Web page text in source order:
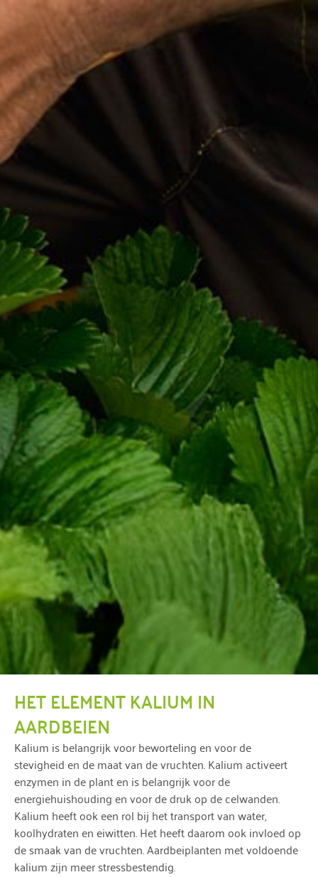
HET ELEMENT KALIUM IN
AARDBEIEN
Kalium is belangrijk voor beworteling en voor de
stevigheid en de maat van de vruchten. Kalium activeert
enzymen in de plant en is belangrijk voor de
energiehuishouding en voor de druk op de celwanden.
Kalium heeft ook een rol bij het transport van water,
koolhydraten en eiwitten. Het heeft daarom ook invloed op
de smaak van de vruchten. Aardbeiplanten met voldoende
kalium zijn meer stressbestendig.